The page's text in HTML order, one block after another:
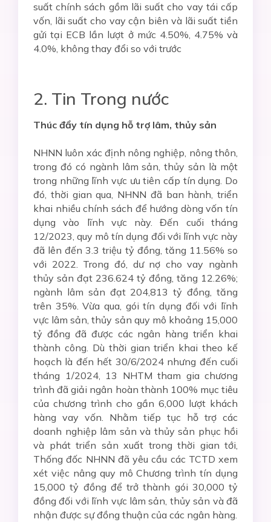
suất chính sách gồm lãi suất cho vay tái cấp
vốn, lãi suất cho vay cận biên và lãi suất tiền
gửi tại ECB lần lượt ở mức 4.50%, 4.75% và
4.0%, không thay đổi so với trước
2. Tin Trong nước
Thúc đẩy tín dụng hỗ trợ lâm, thủy sản
NHNN luôn xác định nông nghiệp, nông thôn,
trong đó có ngành lâm sản, thủy sản là một
trong những lĩnh vực ưu tiên cấp tín dụng. Do
đó, thời gian qua, NHNN đã ban hành, triển
khai nhiều chính sách để hướng dòng vốn tín
dụng vào lĩnh vực này. Đến cuối tháng
12/2023, quy mô tín dụng đối với lĩnh vực này
đã lên đến 3.3 triệu tỷ đồng, tăng 11.56% so
với 2022. Trong đó, dư nợ cho vay ngành
thủy sản đạt 236.624 tỷ đồng, tăng 12.26%;
ngành lâm sản đạt 204,813 tỷ đồng, tăng
trên 35%. Vừa qua, gói tín dụng đối với lĩnh
vực lâm sản, thủy sản quy mô khoảng 15,000
tỷ đồng đã được các ngân hàng triển khai
thành công. Dù thời gian triển khai theo kế
hoạch là đến hết 30/6/2024 nhưng đến cuối
tháng 1/2024, 13 NHTM tham gia chương
trình đã giải ngân hoàn thành 100% mục tiêu
của chương trình cho gần 6,000 lượt khách
hàng vay vốn. Nhằm tiếp tục hỗ trợ các
doanh nghiệp lâm sản và thủy sản phục hồi
và phát triển sản xuất trong thời gian tới,
Thống đốc NHNN đã yêu cầu các TCTD xem
xét việc nâng quy mô Chương trình tín dụng
15,000 tỷ đồng để trở thành gói 30,000 tỷ
đồng đối với lĩnh vực lâm sản, thủy sản và đã
nhận được sự đồng thuận của các ngân hàng.